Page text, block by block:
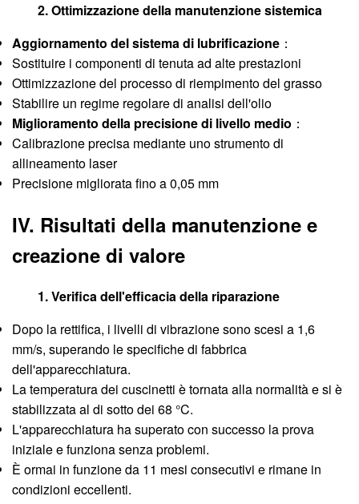
2. Ottimizzazione della manutenzione sistemica
Aggiornamento del sistema di lubrificazione ：
Sostituire i componenti di tenuta ad alte prestazioni
Ottimizzazione del processo di riempimento del grasso
Stabilire un regime regolare di analisi dell'olio
Miglioramento della precisione di livello medio ：
Calibrazione precisa mediante uno strumento di
allineamento laser
Precisione migliorata fino a 0,05 mm
IV. Risultati della manutenzione e
creazione di valore
1. Verifica dell'efficacia della riparazione
Dopo la rettifica, i livelli di vibrazione sono scesi a 1,6
mm/s, superando le specifiche di fabbrica
dell'apparecchiatura.
La temperatura dei cuscinetti è tornata alla normalità e si è
stabilizzata al di sotto dei 68 °C.
L'apparecchiatura ha superato con successo la prova
iniziale e funziona senza problemi.
È ormai in funzione da 11 mesi consecutivi e rimane in
condizioni eccellenti.